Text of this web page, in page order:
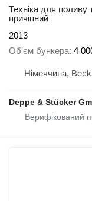
Техніка для
причіпний
2013
Об'єм бункера 4
Німеччина,
Deppe & Stücker